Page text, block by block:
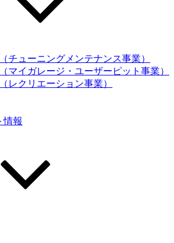
チューニングメンテナンス事業）
マイガレージ・ユーザーピット事業）
レクリエーション事業）
情報